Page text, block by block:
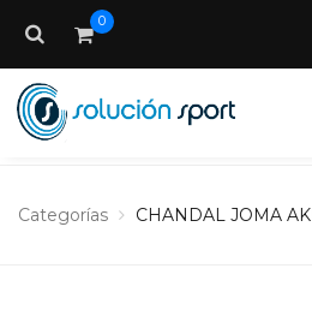
0
Categorías CHANDAL JOMA